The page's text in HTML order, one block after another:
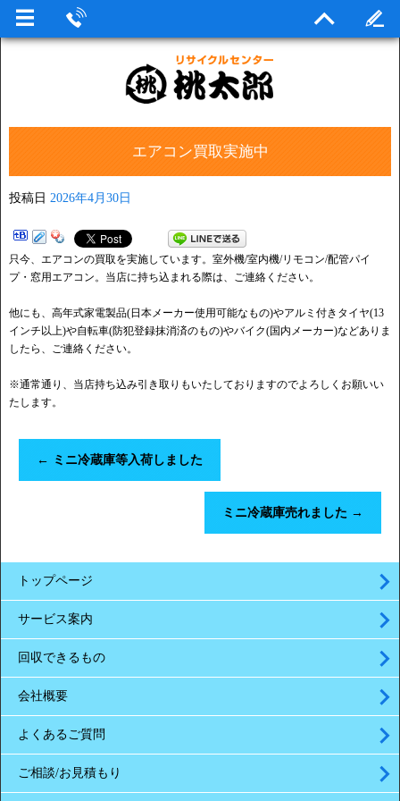
エアコン買取実施中
投稿日 2026年4月30日
只今、エアコンの買取を実施しています。室外機/室内機/リモコン/配管パイ
プ・窓用エアコン。当店に持ち込まれる際は、ご連絡ください。
他にも、高年式家電製品(日本メーカー使用可能なもの)やアルミ付きタイヤ(13
インチ以上)や自転車(防犯登録抹消済のもの)やバイク(国内メーカー)などありま
したら、ご連絡ください。
※通常通り、当店持ち込み引き取りもいたしておりますのでよろしくお願いい
たします。
← ミニ冷蔵庫等入荷しました
ミニ冷蔵庫売れました →
トップページ
サービス案内
回収できるもの
会社概要
よくあるご質問
ご相談/お見積もり